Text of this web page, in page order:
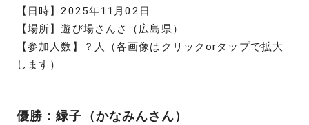
【日時】2025年11月02日
【場所】遊び場さんさ（広島県）
【参加人数】？人（各画像はクリックorタップで拡大
します）
優勝：緑子（かなみんさん）